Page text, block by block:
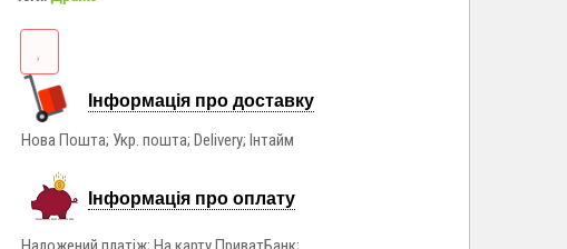
Інформація про доставку
Нова Пошта; Укр. пошта; Delivery; Інтайм
Інформація про оплату